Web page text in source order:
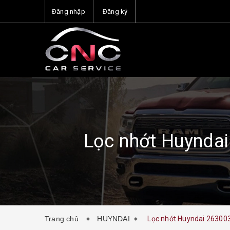
Đăng nhập Đăng ký
Lọc nhớt
Trang chủ HUYNDAI Lọc nhớt Huyndai